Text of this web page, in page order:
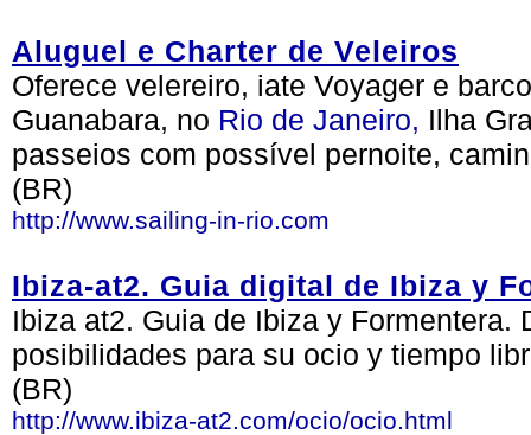
Aluguel e Charter de Veleiros
Oferece velereiro, iate Voyager e
Guanabara, no Rio de Janeiro, Ilha
passeios com possível pernoite,
(BR)
http://www.sailing-in-rio.com
Ibiza-at2. Guia digital de Ibiza y
Ibiza at2. Guia de Ibiza y Formentera.
posibilidades para su ocio y tiempo
(BR)
http://www.ibiza-at2.com/ocio/ocio.html